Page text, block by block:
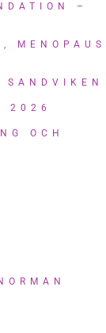
–
MENOPAUS
2026
OCH